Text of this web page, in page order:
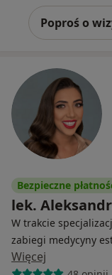
Poproś o
Bezpieczne
lek.
W trakcie
zabiegi medycyny
Więcej